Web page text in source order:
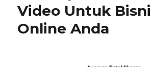
Video Untuk
Online Anda